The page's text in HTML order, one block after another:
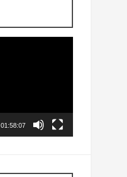
01:58:07